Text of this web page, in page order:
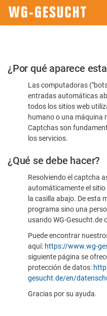
Por
favor,
confirme
humano
¿Por qué aparece
Las computadoras
entradas automáticas
todos los sitios web
humano o una máquina
Captchas son
los servicios.
¿Qué se debe hacer?
Resolviendo el captcha
automáticamente el
la casilla abajo. De esta
programa sino una
usando WG-Gesucht.de
Puede encontrar
aquí: https://www.wg-
siguiente página se
protección de datos:
gesucht.de/en/
Gracias por su ayuda.